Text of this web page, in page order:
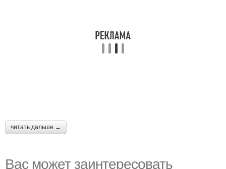
читать дальше →
Вас может заинтересовать